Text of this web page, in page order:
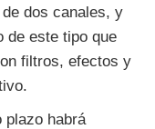
dos canales, y
de este tipo que
filtros, efectos y
plazo habrá